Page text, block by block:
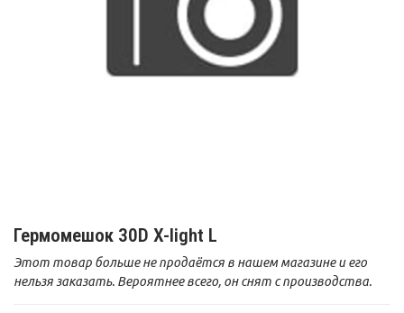
Гермомешок 30D X-light L
Этот товар больше не продаётся в нашем магазине и его
нельзя заказать. Вероятнее всего, он снят с производства.